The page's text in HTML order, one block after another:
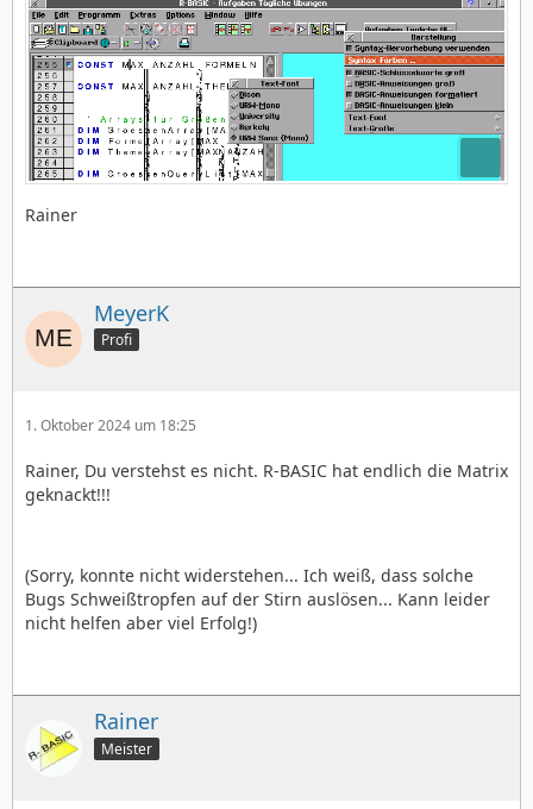
Rainer
MeyerK
Profi
1. Oktober 2024 um 18:25
Rainer, Du verstehst es nicht. R-BASIC hat endlich die Matrix
geknackt!!!
(Sorry, konnte nicht widerstehen... Ich weiß, dass solche
Bugs Schweißtropfen auf der Stirn auslösen... Kann leider
nicht helfen aber viel Erfolg!)
Rainer
Meister